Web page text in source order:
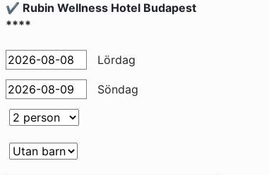
✔️ Rubin Wellness Hotel Budapest
****
Lördag
Söndag